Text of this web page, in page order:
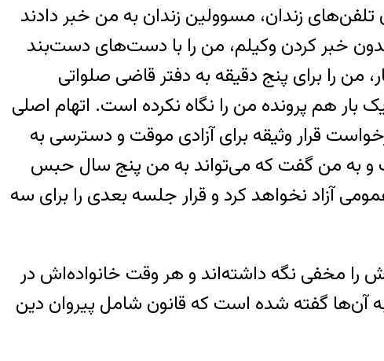
می‌کند: «شب ۱۳ اسفند، بعد از قطع شدن تلفن‌های زندان، مسوولین زندان به من خبر دادند
قبل از وصل شدن تلفن‌ها و بدون خبر کردن وکیلم، من را با دست‌های دست‌بند
را برای پنج دقیقه به دفتر قاضی صلواتی
هم پرونده‌ من را نگاه نکرده است. اتهام اصلی
قرار وثیقه برای آزادی موقت و دسترسی به
و به من گفت که می‌تواند به من پنج سال حبس
آزاد نخواهد کرد و قرار جلسه‌ بعدی را برای سه
مخفی نگه داشته‌اند و هر وقت خانواده‌اش در
آن‌ها گفته شده است که قانون شامل پیروان دین